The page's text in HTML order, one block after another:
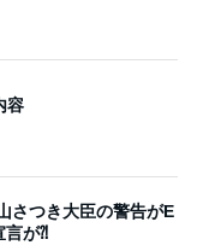
容
さつき大臣の警告がE
言が⁈